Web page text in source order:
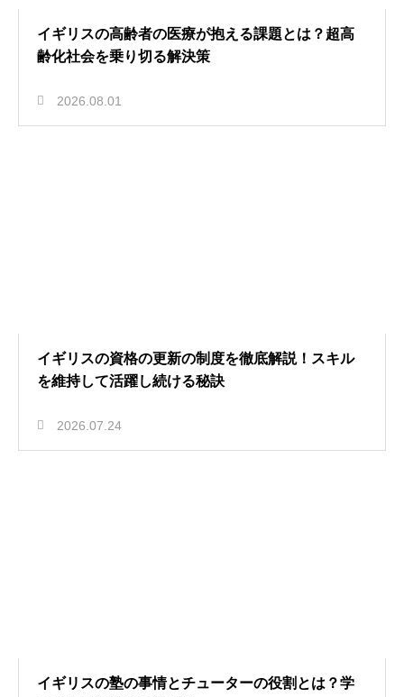
イギリスの高齢者の医療が抱える課題とは？超高
齢化社会を乗り切る解決策
2026.08.01
イギリスの資格の更新の制度を徹底解説！スキル
を維持して活躍し続ける秘訣
2026.07.24
イギリスの塾の事情とチューターの役割とは？学